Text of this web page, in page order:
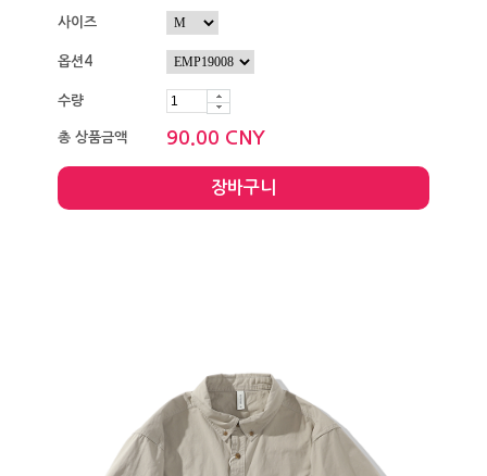
사이즈
옵션4
수량
총 상품금액 90.00 CNY
장바구니